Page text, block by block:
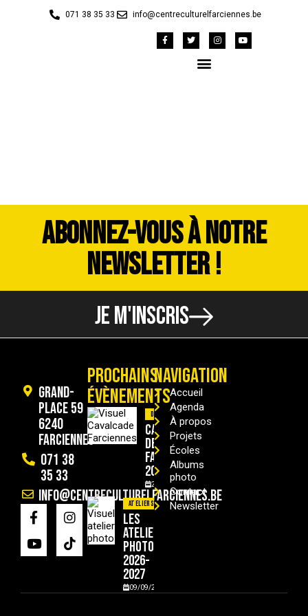
071 38 35 33 info@centreculturelfarciennes.be
ABONNEZ-VOUS À NOTRE
NEWSLETTER !
JE M'INSCRIS
Grand-
Place 59
6240
Farciennes
071 38
35 33
info@centreculturelfarciennes.be
PROCHAINS
ÉVÈNEMENTS
Divers
Cavalcade
de
Farciennes
2026
29/08/2026
Ateliers
Les
ateliers
photo
2026-
2027
09/09/2026
NAVIGATION
Accueil
Agenda
À propos
Projets
Écoles
Albums
photo
Contact
Newsletter